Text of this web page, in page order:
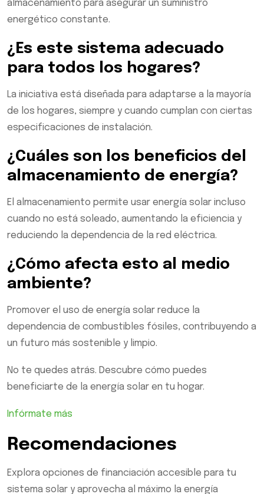
almacenamiento para asegurar un suministro
energético constante.
¿Es este sistema adecuado
para todos los hogares?
La iniciativa está diseñada para adaptarse a la mayoría
de los hogares, siempre y cuando cumplan con ciertas
especificaciones de instalación.
¿Cuáles son los beneficios del
almacenamiento de energía?
El almacenamiento permite usar energía solar incluso
cuando no está soleado, aumentando la eficiencia y
reduciendo la dependencia de la red eléctrica.
¿Cómo afecta esto al medio
ambiente?
Promover el uso de energía solar reduce la
dependencia de combustibles fósiles, contribuyendo a
un futuro más sostenible y limpio.
No te quedes atrás. Descubre cómo puedes
beneficiarte de la energía solar en tu hogar.
Infórmate más
Recomendaciones
Explora opciones de financiación accesible para tu
sistema solar y aprovecha al máximo la energía